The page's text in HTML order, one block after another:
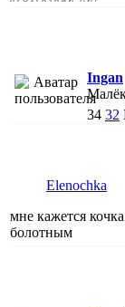
Ingan
34 32
Elenochka
мне кажется
болотным